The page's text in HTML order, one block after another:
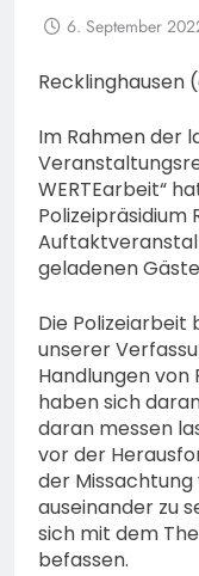
6. September
Recklinghausen
Im Rahmen der
WERTEarbeit“
Polizeipräsidium
geladenen
Die
unserer
Handlungen von
haben sich
daran messen
vor der
der
auseinander zu
sich mit dem
befassen.